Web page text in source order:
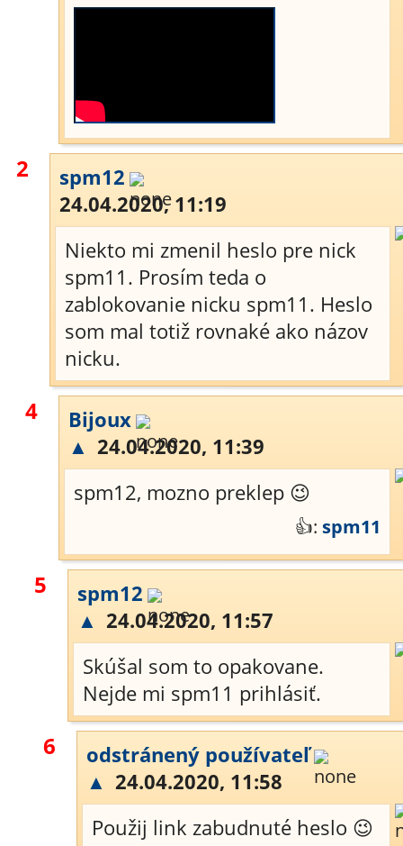
2
spm12
24.04.2020, 11:19
Niekto mi zmenil heslo pre nick
spm11. Prosím teda o
zablokovanie nicku spm11. Heslo
som mal totiž rovnaké ako názov
nicku.
4
Bijoux
▲ 24.04.2020, 11:39
spm12, mozno preklep 😉
👍: spm11
5
spm12
▲ 24.04.2020, 11:57
Skúšal som to opakovane.
Nejde mi spm11 prihlásiť.
6
odstránený používateľ
▲ 24.04.2020, 11:58
Použij link zabudnuté heslo 😉